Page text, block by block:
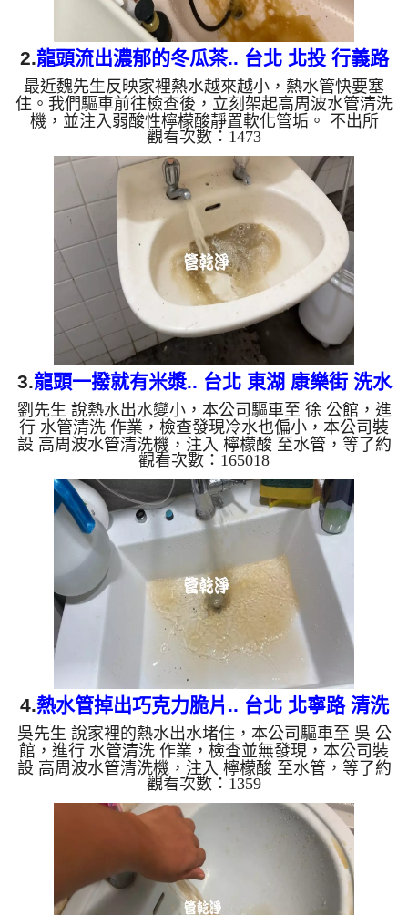
2.龍頭流出濃郁的冬瓜茶.. 台北 北投 行義路
水管清洗
最近魏先生反映家裡熱水越來越小，熱水管快要塞
住。我們驅車前往檢查後，立刻架起高周波水管清洗
機，並注入弱酸性檸檬酸靜置軟化管垢。 不出所
料，螺旋波模式一啟動，原本透明的水瞬間變成濃郁
的「冬瓜茶」！這就是長年累積在管壁的泥沙與鐵
鏽。經過兩個多小時的奮戰，水流終於從汙濁轉為清
澈，熱水也恢復了往日的出水量。 為什麼水管需要
定期「大掃除」？ 管壁髒汙靠一般水壓難以清除，
不同的水質也會產生不同的「色彩反應」： 咖啡色
（鐵鏽/泥沙）： 常見於自來水管線老化。 石油黑
（氧...
觀看次數：1473
3.龍頭一撥就有米漿.. 台北 東湖 康樂街 洗水
管
劉先生 說熱水出水變小，本公司驅車至 徐 公館，進
行 水管清洗 作業，檢查發現冷水也偏小，本公司裝
設 高周波水管清洗機，注入 檸檬酸 至水管，等了約
15分，開啟 水管清洗機 ，啟動 螺旋波 模式，一洗水
管就流出髒水，看起來就像是米漿，兩個多小時後，
冷熱出水量也變大了。 如是自來水，如水管老化，
會產生鐵鏽跟泥沙堆積，洗出來的水就會是咖啡色，
地下水含有氧化錳，管壁上會結成黑色管垢，洗出來
的水會跟石油一樣黑，有些洗出綠色的水，是因為裡
面有銅的物質，生鏽產生銅綠，如是藍色的水，是因
為水龍頭合金的養...
觀看次數：165018
4.熱水管掉出巧克力脆片.. 台北 北寧路 清洗
水管
吳先生 說家裡的熱水出水堵住，本公司驅車至 吳 公
館，進行 水管清洗 作業，檢查並無發現，本公司裝
設 高周波水管清洗機，注入 檸檬酸 至水管，等了約
15分，開啟 水管清洗機 ，啟動 螺旋波 模式，一洗水
管就流出髒水，還掉出一塊塊異物，看起來就像是巧
克力脆片，兩個多小時後，出水變乾淨熱水出水量也
恢復了。 如是自來水，如水管老化，會產生鐵鏽跟
泥沙堆積，洗出來的水就會是咖啡色，地下水含有氧
化錳，管壁上會結成黑色管垢，洗出來的水會跟石油
一樣黑，有些洗出綠色的水，是因為裡面有銅的物
質，生鏽產生銅綠，...
觀看次數：1359